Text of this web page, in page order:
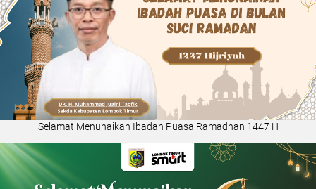
Selamat Menunaikan Ibadah Puasa Ramadhan 1447 H